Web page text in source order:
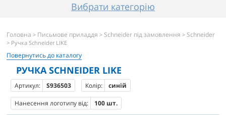
Вибрати категорію
Головна > Письмове приладдя >Schneider під замовлення >Schneider
> Ручка Schneider LIKE
Повернутись до каталогу
РУЧКА SCHNEIDER LIKE
Артикул: S936503 Колір: синій
Нанесення логотипу від: 100 шт.